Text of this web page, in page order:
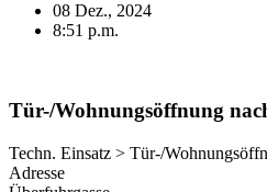
08 Dez., 2024
8:51 p.m.
Tür-/Wohnungsöffnung
Techn. Einsatz > Tür-/
Adresse